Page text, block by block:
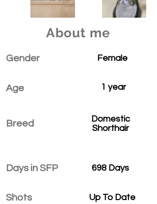
About me
Gender
Age
Breed
Days in SFP
Shots
Female
1 year
Domestic
Shorthair
698 Days
Up To Date